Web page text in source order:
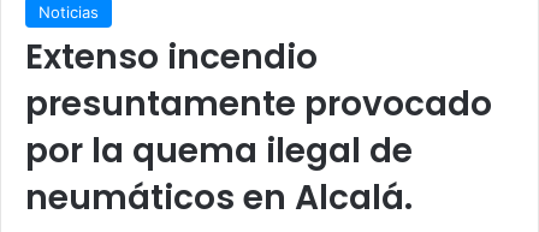
Noticias
Extenso incendio
presuntamente provocado
por la quema ilegal de
neumáticos en Alcalá.